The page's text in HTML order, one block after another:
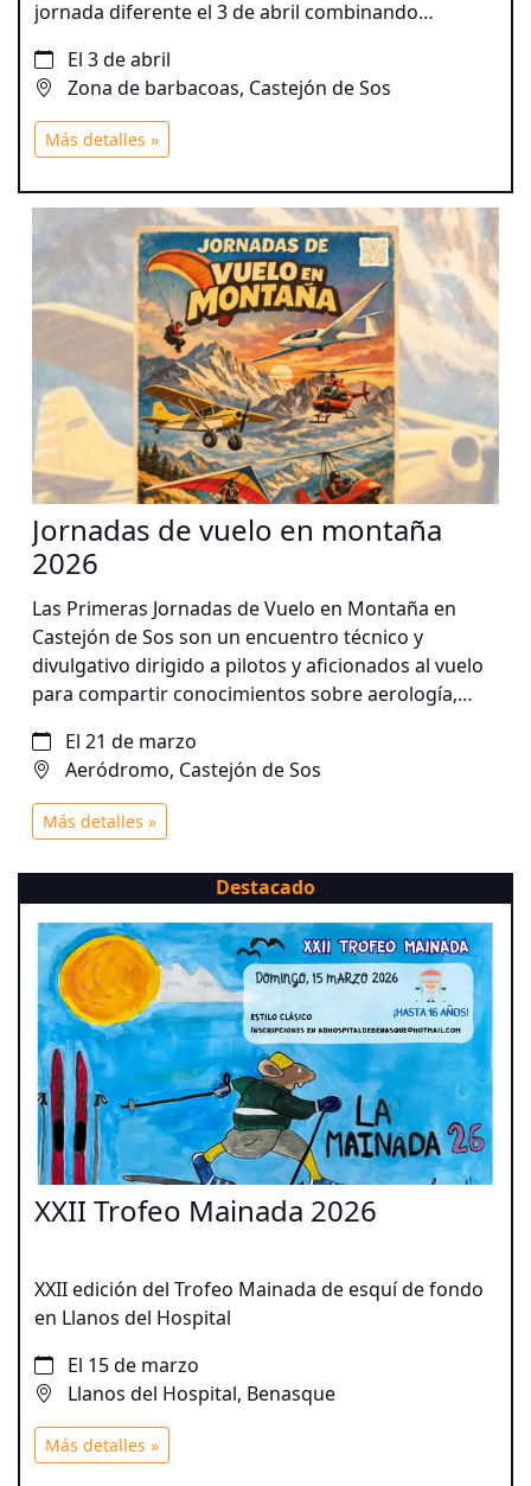
jornada diferente el 3 de abril combinando
el lanzamiento de un globo sonda durante el
eclipse de 2026.
El 3 de abril
Zona de barbacoas, Castejón de Sos
Más detalles »
Jornadas de vuelo en montaña
2026
Las Primeras Jornadas de Vuelo en Montaña en
Castejón de Sos son un encuentro técnico y
divulgativo dirigido a pilotos y aficionados al vuelo
para compartir conocimientos sobre aerología,
entornos de montaña. El evento reunirá a
instructores, especialistas en emergencias y pilotos
experimentados que impartirán ponencias y
experiencias prácticas sobre el vuelo en el Pirineo y
El 21 de marzo
Aeródromo, Castejón de Sos
Más detalles »
Destacado
XXII Trofeo Mainada 2026
XXII edición del Trofeo Mainada de esquí de fondo
en Llanos del Hospital
El 15 de marzo
Llanos del Hospital, Benasque
Más detalles »